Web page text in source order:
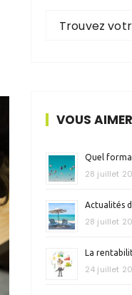
Trouvez
VOUS
Quel
28 juillet
Actualités
28 juillet
La
24 juillet